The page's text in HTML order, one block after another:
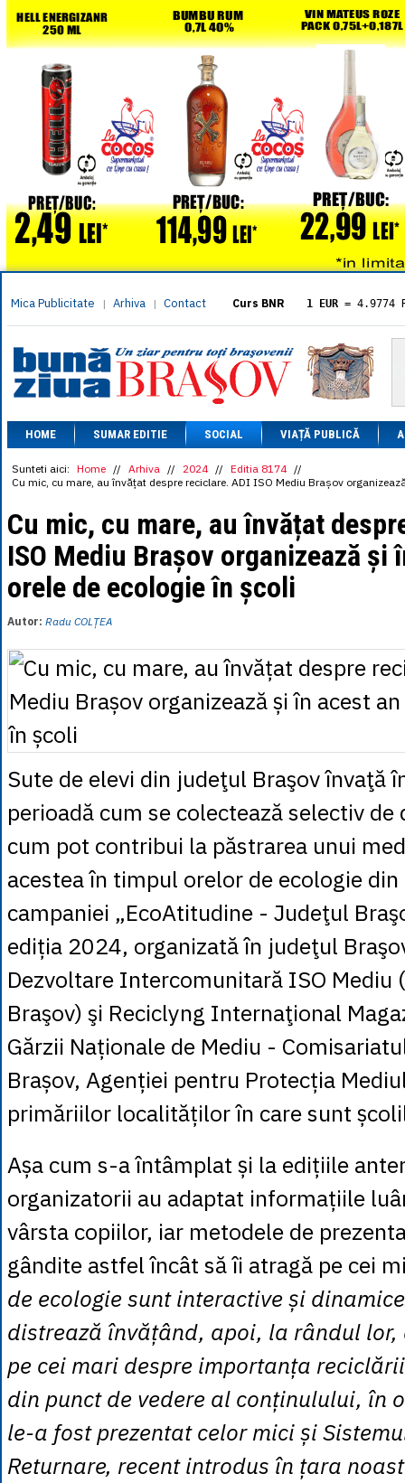
Mica Publicitate | Arhiva | Contact Curs BNR 1 EUR = 4.9774
= 5.8304
1 XAU= 464.4611
1 AED= 1.1933
1 AUD= 2.7957
1 BGN= 2.5449
1 CAD= 3.1559
1 CHF= 5.2813
1 CZK= 0.1993
1 EGP
= 0.0860
1 HUF= 1.2223
1 INR= 0.0513
1 JPY= 3.0556
1 PLN= 1.1646
1 RSD= 0.0425
= 0.0530
1 SEK= 0.4526
1 ZAR= 0.2318
HOME SUMAR EDITIE SOCIAL VIAȚĂ PUBLICĂ
Sunteti aici: Home // Arhiva // 2024 // Editia 8174 //
Cu mic, cu mare, au învățat despre reciclare. ADI ISO Mediu Brașov
Cu mic, cu mare, au învățat
ISO Mediu Brașov organizează și
orele de ecologie în școli
Autor: Radu COLȚEA
Sute de elevi din judeţul Braşov învaţă
perioadă cum se colectează selectiv de
cum pot contribui la păstrarea unui
acestea în timpul orelor de ecologie
campaniei „EcoAtitudine - Judeţul
ediția 2024, organizată în judeţul
Dezvoltare Intercomunitară ISO Mediu
Braşov) şi Reciclyng Internaţional
Gărzii Naționale de Mediu -
Brașov, Agenției pentru Protecția
primăriilor localităților în care sunt
Așa cum s-a întâmplat și la edițiile
organizatorii au adaptat informațiile
vârsta copiilor, iar metodele de
gândite astfel încât să îi atragă pe cei
de ecologie sunt interactive și
distrează învățând, apoi, la rândul
pe cei mari despre importanța
din punct de vedere al conținulului, în
le-a fost prezentat celor mici și
Returnare, recent introdus în țara